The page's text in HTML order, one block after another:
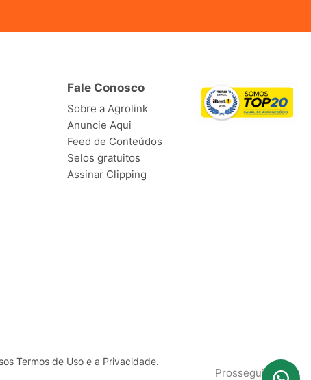
Fale Conosco
Sobre a Agrolink
Anuncie Aqui
Feed de Conteúdos
Selos gratuitos
Assinar Clipping
Termos de Uso e a Privacidade.
Prosseguir